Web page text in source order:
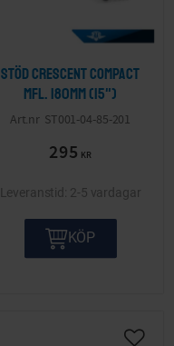
Stöd Crescent Compact
mfl. 180mm (15")
ST001-04-85-201
295 KR
2-5 vardagar
KÖP